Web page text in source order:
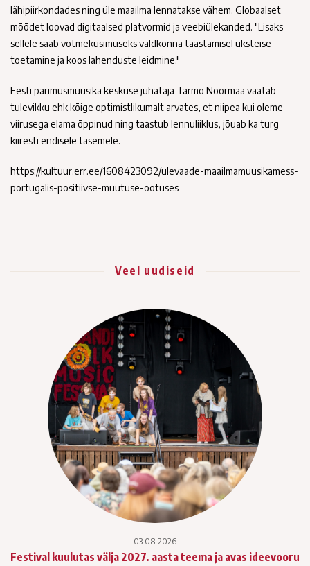
lähipiirkondades ning üle maailma lennatakse vähem. Globaalset
mõõdet loovad digitaalsed platvormid ja veebiülekanded. "Lisaks
sellele saab võtmeküsimuseks valdkonna taastamisel üksteise
toetamine ja koos lahenduste leidmine."
Eesti pärimusmuusika keskuse juhataja Tarmo Noormaa vaatab
tulevikku ehk kõige optimistlikumalt arvates, et niipea kui oleme
viirusega elama õppinud ning taastub lennuliiklus, jõuab ka turg
kiiresti endisele tasemele.
https://kultuur.err.ee/1608423092/ulevaade-maailmamuusikamess-
portugalis-positiivse-muutuse-ootuses
Veel uudiseid
03.08.2026
Festival kuulutas välja 2027. aasta teema ja avas ideevooru